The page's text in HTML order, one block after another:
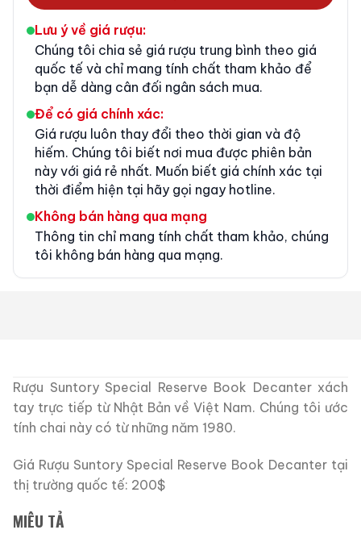
Lưu ý về giá rượu:
Chúng tôi chia sẻ giá rượu trung bình theo giá
quốc tế và chỉ mang tính chất tham khảo để
bạn dễ dàng cân đối ngân sách mua.
Để có giá chính xác:
Giá rượu luôn thay đổi theo thời gian và độ
hiếm. Chúng tôi biết nơi mua được phiên bản
này với giá rẻ nhất. Muốn biết giá chính xác tại
thời điểm hiện tại hãy gọi ngay hotline.
Không bán hàng qua mạng
Thông tin chỉ mang tính chất tham khảo, chúng
tôi không bán hàng qua mạng.
Rượu Suntory Special Reserve Book Decanter xách
tay trực tiếp từ Nhật Bản về Việt Nam. Chúng tôi ước
tính chai này có từ những năm 1980.
Giá Rượu Suntory Special Reserve Book Decanter tại
thị trường quốc tế: 200$
MIÊU TẢ